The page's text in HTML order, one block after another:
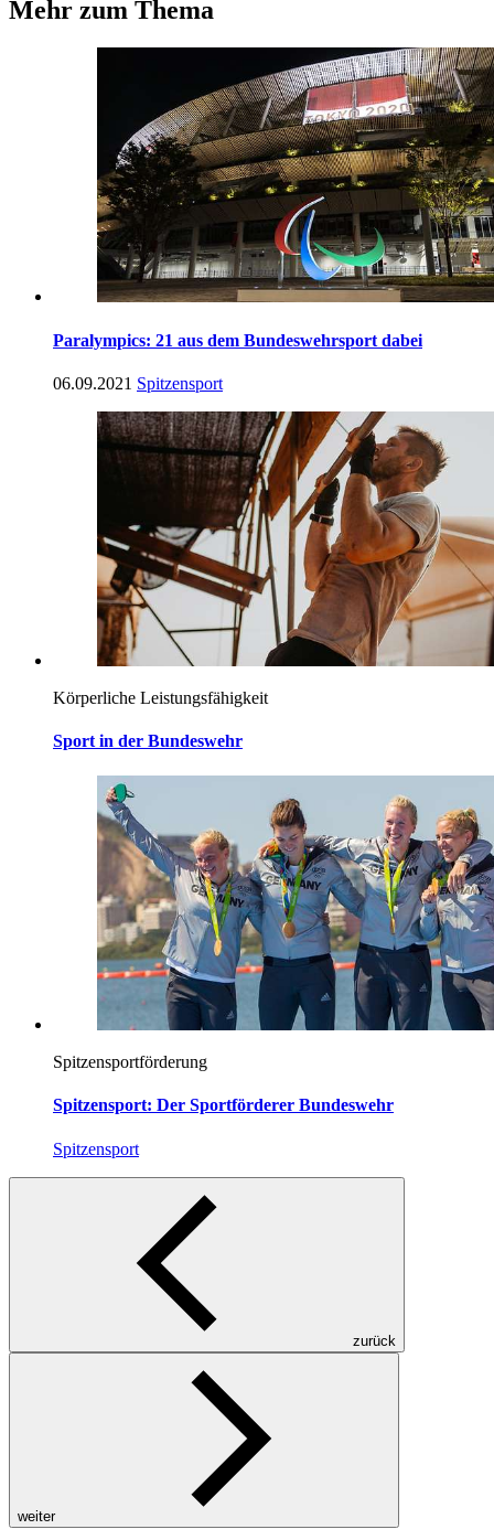
Mehr zum Thema
Paralympics: 21 aus dem Bundeswehrsport dabei
06.09.2021 Spitzensport
Körperliche Leistungsfähigkeit
Sport in der Bundeswehr
Spitzensportförderung
Spitzensport: Der Sportförderer Bundeswehr
Spitzensport
zurück
weiter